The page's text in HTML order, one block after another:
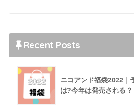
Recent Posts
ニコアンド福袋2022｜
は?今年は発売される？